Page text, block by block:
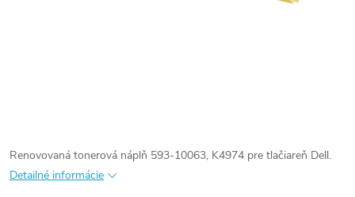
Renovovaná tonerová náplň 593-10063, K4974 pre tlačiareň Dell.
Detailné informácie